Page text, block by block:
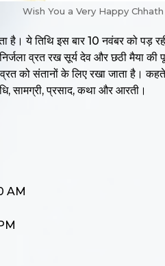
Wish You a Very Happy Chhath
है। ये तिथि इस बार 10 नवंबर को पड़
व्रत रख सूर्य देव और छठी मैया की
को संतानों के लिए रखा जाता है।
सामग्री, प्रसाद, कथा और आरती।
AM